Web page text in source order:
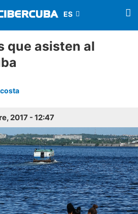
que asisten al
2017 - 12:47